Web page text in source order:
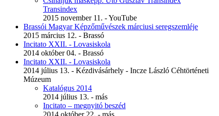
Transindex
2015 november 11. - YouTube
Brassói Magyar Képzőművészek márciusi seregszemléje
2015 március 12. - Brassó
Incitato XXII. - Lovasiskola
2014 október 04. - Brassó
Incitato XXII. - Lovasiskola
2014 július 13. - Kézdivásárhely - Incze László Céhtörténeti
Múzeum
Katalógus 2014
2014 július 13. - más
Incitato – megnyitó beszéd